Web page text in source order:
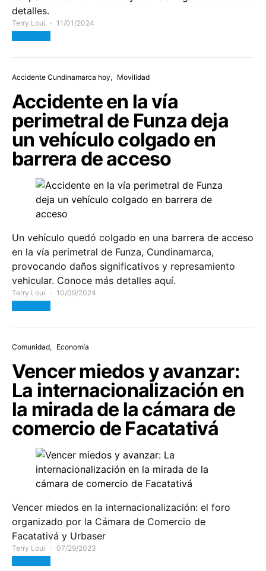
detalles.
Terry Loui 11/01/2024
Accidente Cundinamarca hoy Movilidad
Accidente en la vía
perimetral de Funza deja
un vehículo colgado en
barrera de acceso
Un vehículo quedó colgado en una barrera de acceso
en la vía perimetral de Funza, Cundinamarca,
provocando daños significativos y represamiento
vehicular. Conoce más detalles aquí.
Terry Loui 10/09/2024
Comunidad Economía
Vencer miedos y avanzar:
La internacionalización en
la mirada de la cámara de
comercio de Facatativá
Vencer miedos en la internacionalización: el foro
organizado por la Cámara de Comercio de
Facatativá y Urbaser
Terry Loui 07/29/2023